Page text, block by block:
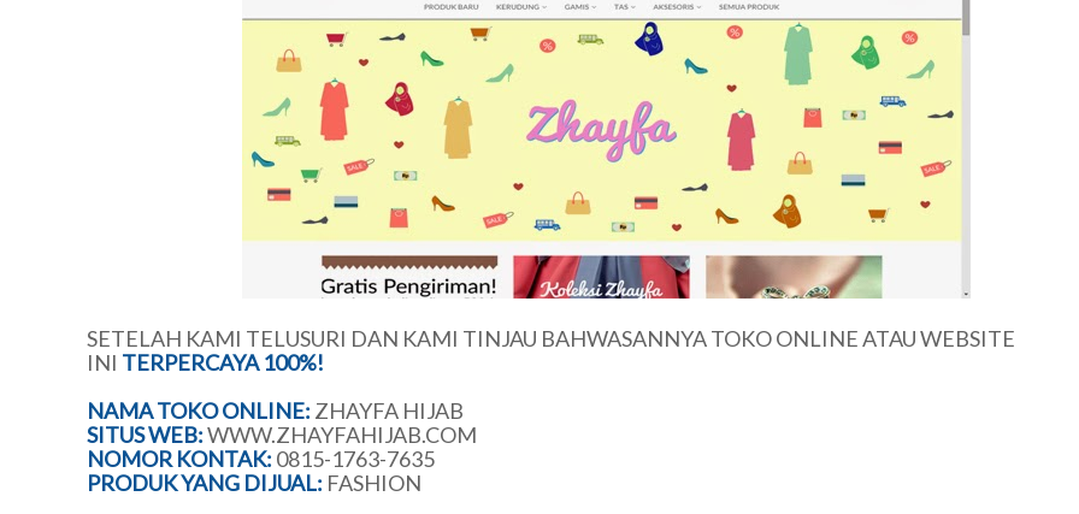
SETELAH KAMI TELUSURI DAN KAMI TINJAU BAHWASANNYA TOKO ONLINE ATAU WEBSITE
INI TERPERCAYA 100%!
NAMA TOKO ONLINE: ZHAYFA HIJAB
SITUS WEB:WWW.ZHAYFAHIJAB.COM
NOMOR KONTAK: 0815-1763-7635
PRODUK YANG DIJUAL: FASHION